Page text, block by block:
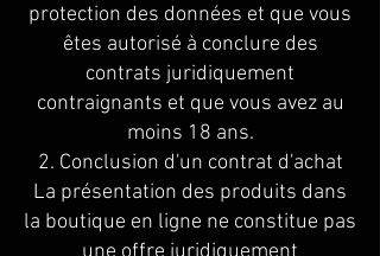
protection des données et que vous
êtes autorisé à conclure des
contrats juridiquement
contraignants et que vous avez au
moins 18 ans.
2. Conclusion d'un contrat d'achat
La présentation des produits dans
la boutique en ligne ne constitue pas